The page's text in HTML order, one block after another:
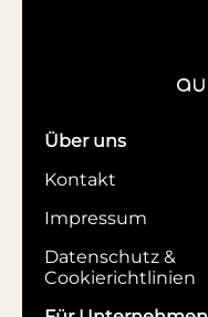
Über uns
Kontakt
Impressum
Datenschutz &
Cookierichtlinien